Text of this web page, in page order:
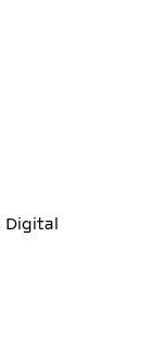
Digital